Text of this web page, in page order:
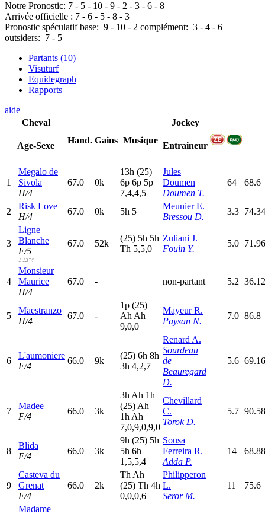
Notre Pronostic: 7 - 5 - 10 - 9 - 2 - 3 - 6 - 8
Arrivée officielle : 7 - 6 - 5 - 8 - 3
Pronostic spéculatif base: 9 - 10 - 2 complément: 3 - 4 - 6
outsiders: 7 - 5
Partants (10)
Visuturf
Equidegraph
Rapports
aide
Cheval
Age-Sexe
Hand. Gains Musique
Jockey
Entraineur
1
Megalo de
Sivola
H/4
67.0 0k
13h (25)
6p 6p 5p
7,4,4,5
Jules
Doumen
Doumen T.
64 68.6
2
Risk Love
H/4
67.0 0k 5h 5
Meunier E.
Bressou D.
3.3 74.34
3
Ligne
Blanche
F/5
1'13"4
67.0 52k
(25) 5h 5h
Th 5,5,0
Zuliani J.
Fouin Y.
5.0
4
Monsieur
Maurice
H/4
67.0 - non-partant 5.2 36.12
5
Maestranzo
H/4
67.0 -
1p (25)
Ah Ah
9,0,0
Mayeur R.
Paysan N.
7.0 86.8
6
L'aumoniere
F/4
66.0 9k
(25) 6h 8h
3h 4,2,7
Renard A.
Sourdeau
de
Beauregard
D.
5.6 69.16
7
Madee
F/4
66.0 3k
3h Ah 1h
(25) Ah
1h Ah
7,0,9,0,9,0
Chevillard
C.
Torok D.
5.7 90.58
8
Blida
F/4
66.0 3k
9h (25) 5h
5h 6h
1,5,5,4
Sousa
Ferreira R.
Adda P.
14 68.88
9
Casteva du
Grenat
F/4
66.0 2k
Th Ah
(25) Th 4h
0,0,0,6
Philipperon
L.
Seror M.
11 75.6
Madame